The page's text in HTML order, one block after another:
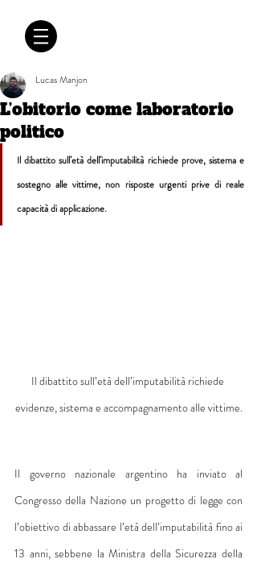
L’obitorio come laboratorio
politico
Lucas Manjon
Il dibattito sull’età dell’imputabilità richiede prove, sistema e
sostegno alle vittime, non risposte urgenti prive di reale
capacità di applicazione.
Il dibattito sull’età dell’imputabilità richiede
evidenze, sistema e accompagnamento alle vittime.
Il governo nazionale argentino ha inviato al
Congresso della Nazione un progetto di legge con
l’obiettivo di abbassare l’età dell’imputabilità fino ai
13 anni, sebbene la Ministra della Sicurezza della